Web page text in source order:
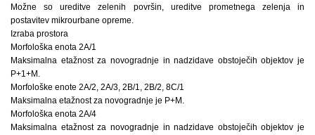
Možne so ureditve zelenih površin, ureditve prometnega zelenja in
postavitev mikrourbane opreme.
Izraba prostora
Morfološka enota 2A/1
Maksimalna etažnost za novogradnje in nadzidave obstoječih objektov je
P+1+M.
Morfološke enote 2A/2, 2A/3, 2B/1, 2B/2, 8C/1
Maksimalna etažnost za novogradnje je P+M.
Morfološka enota 2A/4
Maksimalna etažnost za novogradnje in nadzidave obstoječih objektov je